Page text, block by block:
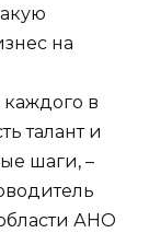
на
каждого в
талант и
шаги, –
АНО